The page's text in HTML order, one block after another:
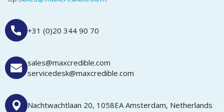
+31 (0)20 344 90 70
sales@maxcredible.com
servicedesk@maxcredible.com
Nachtwachtlaan 20, 1058EA Amsterdam, Netherlands